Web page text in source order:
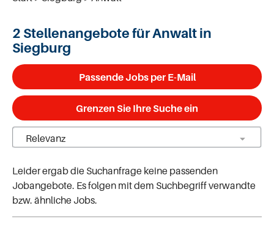
2 Stellenangebote für Anwalt in
Siegburg
Passende Jobs per E-Mail
Grenzen Sie Ihre Suche ein
Leider ergab die Suchanfrage keine passenden
Jobangebote. Es folgen mit dem Suchbegriff verwandte
bzw. ähnliche Jobs.